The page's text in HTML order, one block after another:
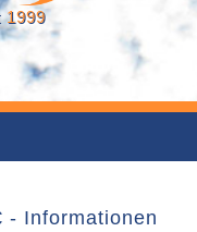
1999
- Informationen